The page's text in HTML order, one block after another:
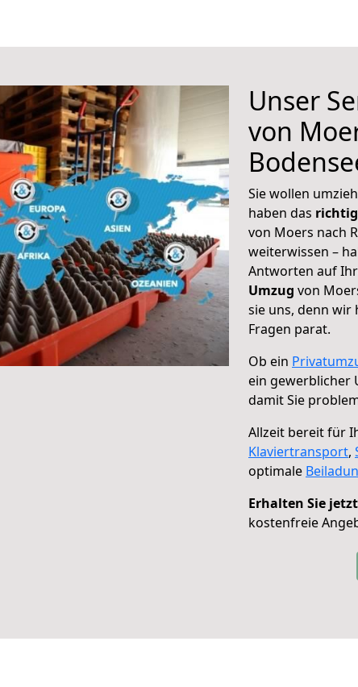
Unser
von
Sie wollen
haben das
von Moers nach
weiterwissen –
Antworten auf
Umzug von
sie uns, denn wir
Fragen parat.
Ob ein
ein gewerblicher
damit Sie
Allzeit bereit für
Klaviertransport,
optimale
Erhalten Sie jetzt
kostenfreie